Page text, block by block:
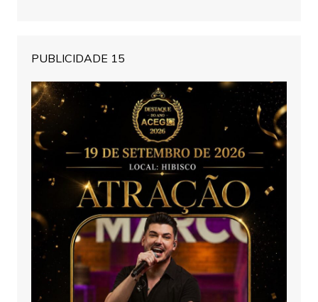
PUBLICIDADE 15